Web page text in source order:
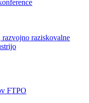
raziskovalne
FTPO